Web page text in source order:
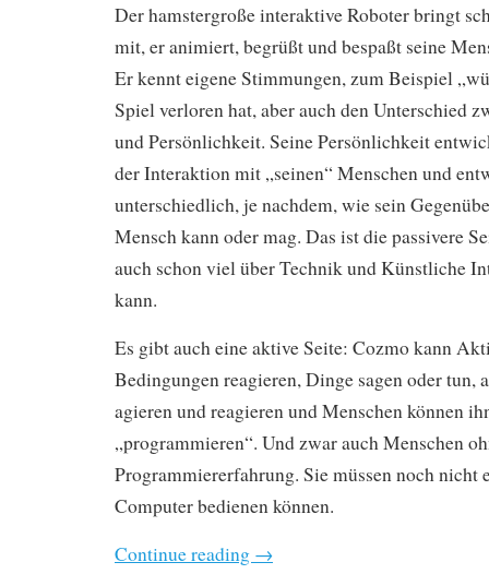
Der hamstergroße interaktive Roboter bringt
mit, er animiert, begrüßt und bespaßt seine
Er kennt eigene Stimmungen, zum Beispiel
Spiel verloren hat, aber auch den Unterschied
und Persönlichkeit. Seine Persönlichkeit
der Interaktion mit „seinen“ Menschen und
unterschiedlich, je nachdem, wie sein
Mensch kann oder mag. Das ist die passivere
auch schon viel über Technik und Künstliche
kann.
Es gibt auch eine aktive Seite: Cozmo kann
Bedingungen reagieren, Dinge sagen oder tun,
agieren und reagieren und Menschen können
„programmieren“. Und zwar auch Menschen
Programmiererfahrung. Sie müssen noch nicht
Computer bedienen können.
Continue reading →